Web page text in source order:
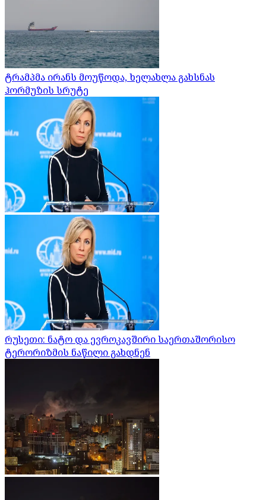
ტრამპმა ირანს მოუწოდა, ხელახლა გახსნას
ჰორმუზის სრუტე
რუსეთი: ნატო და ევროკავშირი საერთაშორისო
ტერორიზმის ნაწილი გახდნენ